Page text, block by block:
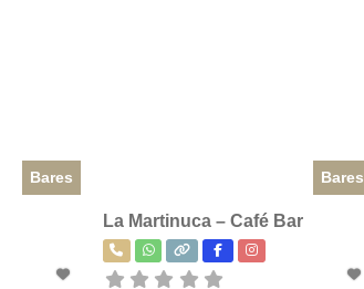
Bares Bares
La Martinuca – Café Bar